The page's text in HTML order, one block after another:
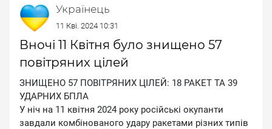
Українець
11 Кві. 2024 10:31
Вночі 11 Квітня було знищено 57
повітряних цілей
ЗНИЩЕНО 57 ПОВІТРЯНИХ ЦІЛЕЙ: 18 РАКЕТ ТА 39
УДАРНИХ БПЛА
У ніч на 11 квітня 2024 року російські окупанти
завдали комбінованого удару ракетами різних типів